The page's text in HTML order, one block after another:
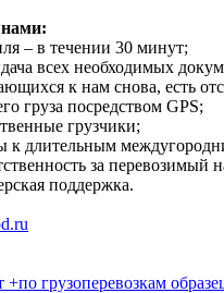
– в течении 30 минут;
всех необходимых
к нам снова, есть
груза посредством GPS;
грузчики;
к длительным
за перевозимый
поддержка.
грузоперевозкам